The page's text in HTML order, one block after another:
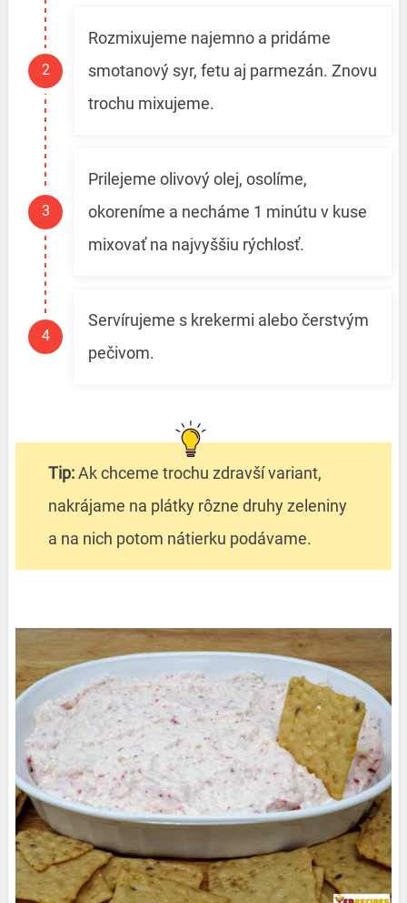
Rozmixujeme najemno a pridáme
smotanový syr, fetu aj parmezán. Znovu
trochu mixujeme.
Prilejeme olivový olej, osolíme,
okoreníme a necháme 1 minútu v kuse
mixovať na najvyššiu rýchlosť.
Servírujeme s krekermi alebo čerstvým
pečivom.
Tip:Ak chceme trochu zdravší variant,
nakrájame na plátky rôzne druhy zeleniny
a na nich potom nátierku podávame.